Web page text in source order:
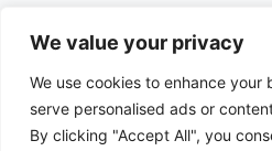
We value your privacy
We use cookies to enhance your
serve personalised ads or
By clicking "Accept All", you